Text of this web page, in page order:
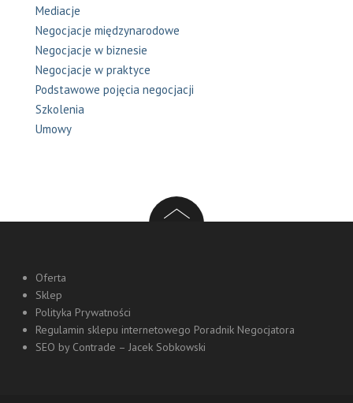
Mediacje
Negocjacje międzynarodowe
Negocjacje w biznesie
Negocjacje w praktyce
Podstawowe pojęcia negocjacji
Szkolenia
Umowy
Oferta
Sklep
Polityka Prywatności
Regulamin sklepu internetowego Poradnik Negocjatora
SEO by Contrade – Jacek Sobkowski